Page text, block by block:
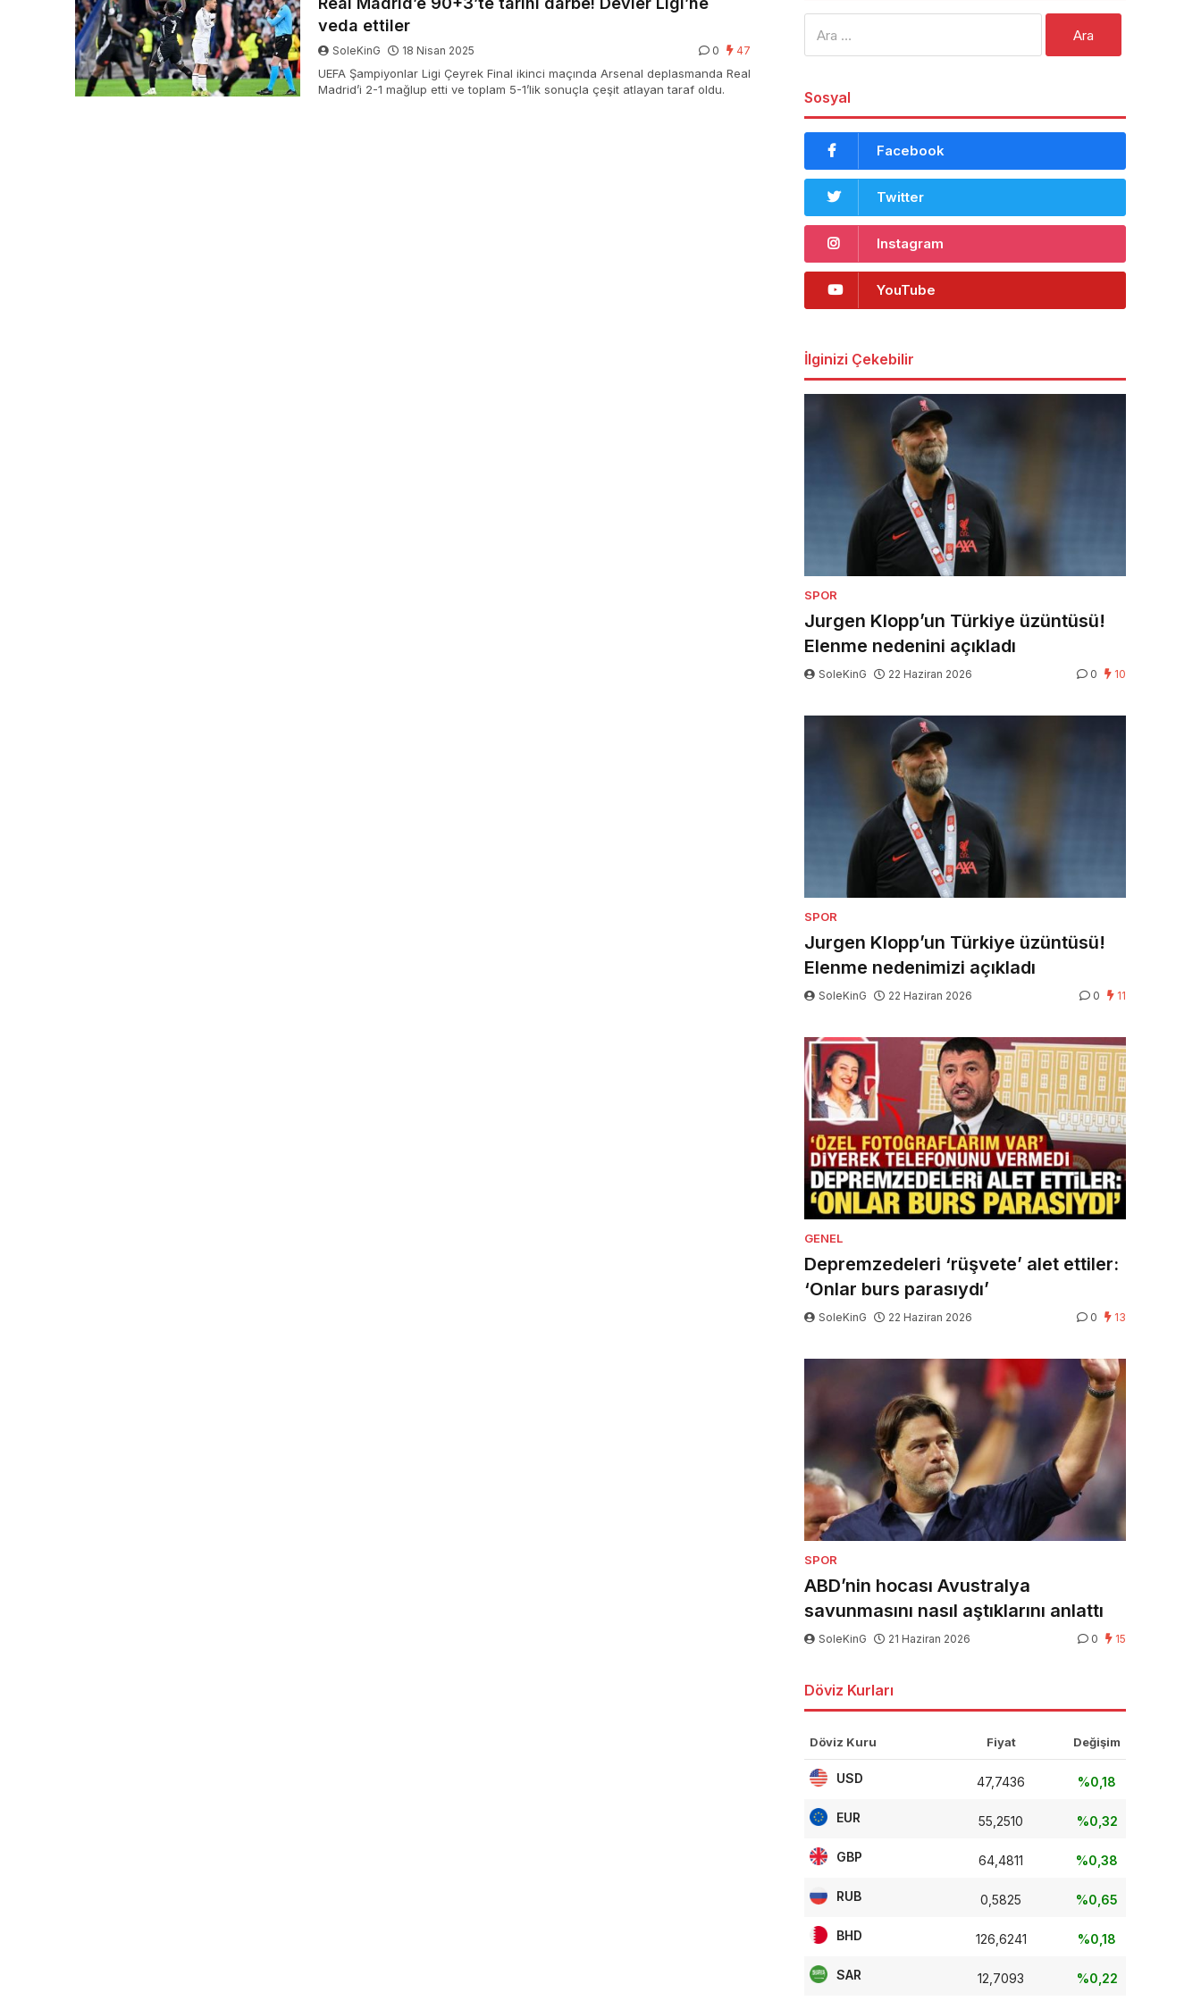
veda ettiler
SoleKinG 18 Nisan 2025 0 47
UEFA Şampiyonlar Ligi Çeyrek Final ikinci maçında Arsenal deplasmanda Real
Madrid’i 2-1 mağlup etti ve toplam 5-1’lik sonuçla çeşit atlayan taraf oldu.
Sosyal
Facebook
Twitter
Instagram
YouTube
İlginizi Çekebilir
SPOR
Jurgen Klopp’un Türkiye üzüntüsü!
Elenme nedenini açıkladı
SoleKinG 22 Haziran 2026 0 10
SPOR
Jurgen Klopp’un Türkiye üzüntüsü!
Elenme nedenimizi açıkladı
SoleKinG 22 Haziran 2026 0 11
GENEL
Depremzedeleri ‘rüşvete’ alet ettiler:
‘Onlar burs parasıydı’
SoleKinG 22 Haziran 2026 0 13
SPOR
ABD’nin hocası Avustralya
savunmasını nasıl aştıklarını anlattı
SoleKinG 21 Haziran 2026 0 15
Döviz Kurları
Döviz Kuru Fiyat Değişim
USD 47,7436 %0,18
EUR 55,2510 %0,32
GBP 64,4811 %0,38
RUB 0,5825 %0,65
BHD 126,6241 %0,18
SAR 12,7093 %0,22